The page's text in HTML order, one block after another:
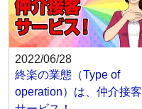
2022/06/28
終楽の業態（Type of
operation）は、仲介接客